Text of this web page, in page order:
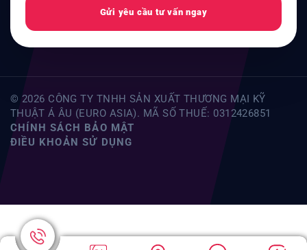
Gửi yêu cầu tư vấn ngay
© 2026 CÔNG TY TNHH SẢN XUẤT THƯƠNG MẠI KỸ
THUẬT Á ÂU (EURO ASIA). MÃ SỐ THUẾ: 0312426851
CHÍNH SÁCH BẢO MẬT
ĐIỀU KHOẢN SỬ DỤNG